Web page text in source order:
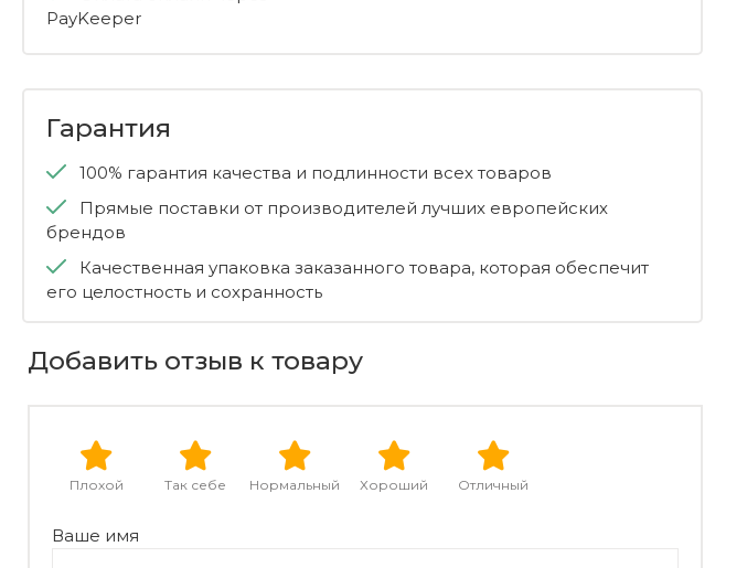
PayKeeper
Гарантия
100% гарантия качества и подлинности всех товаров
Прямые поставки от производителей лучших европейских
брендов
Качественная упаковка заказанного товара, которая обеспечит
его целостность и сохранность
Добавить отзыв к товару
Отличный
Хороший
Нормальный
Так себе
Плохой
Ваше имя